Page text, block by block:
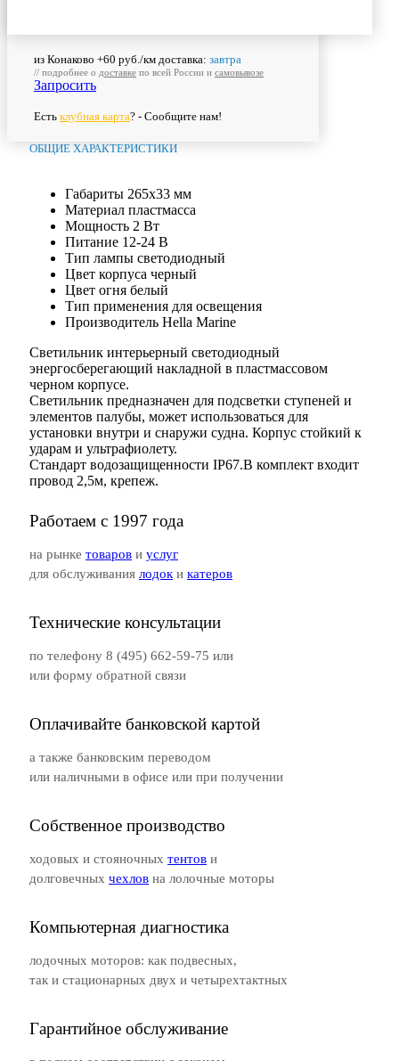
из Конаково +60 руб./км доставка: завтра
// подробнее о доставке по всей России и самовывозе
Запросить
Есть клубная карта? - Сообщите нам!
ОБЩИЕ ХАРАКТЕРИСТИКИ
Габариты 265х33 мм
Материал пластмасса
Мощность 2 Вт
Питание 12-24 В
Тип лампы светодиодный
Цвет корпуса черный
Цвет огня белый
Тип применения для освещения
Производитель Hella Marine
Светильник интерьерный светодиодный
энергосберегающий накладной в пластмассовом
черном корпусе.
Светильник предназначен для подсветки ступеней и
элементов палубы, может использоваться для
установки внутри и снаружи судна. Корпус стойкий к
ударам и ультрафиолету.
Стандарт водозащищенности IP67.В комплект входит
провод 2,5м, крепеж.
Работаем с 1997 года
на рынке товаров и услуг
для обслуживания лодоки катеров
Технические консультации
по телефону 8 (495) 662-59-75 или
или форму обратной связи
Оплачивайте банковской картой
а также банковским переводом
или наличными в офисе или при получении
Собственное производство
ходовых и стояночных тентов и
долговечных чехлов на лолочные моторы
Компьютерная диагностика
лодочных моторов: как подвесных,
так и стационарных двух и четырехтактных
Гарантийное обслуживание